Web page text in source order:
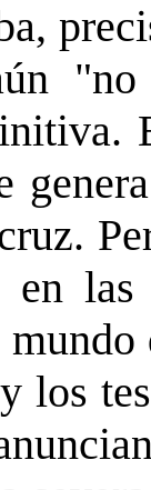
las
los